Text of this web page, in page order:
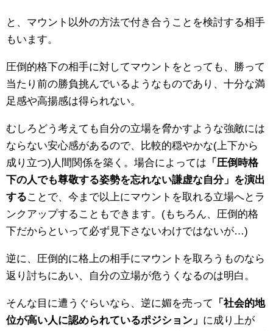
と、マウント以外の方法で付き合うことを検討する相手
もいます。
圧倒的格下の相手に対してマウントをとっても、勝って
当たり前の勝負挑んでいるようなものであり、十分な満
足感や高揚感は得られない。
むしろどう考えても自分の立場を脅かすような強敵には
ならない安心感があるので、比較的穏やかな(上下から
成り立つ)人間関係を築く。場合によっては 「圧倒時格
下の人でも尊敬する姿勢を忘れない謙虚な自分」を演出
することで、今まで以上にマウントを取れる立場へとラ
ンクアップすることもできます。(もちろん、圧倒的格
下だからといって必ず見下さないわけではないが…)
逆に、圧倒的に格上の相手にマウントを取ろうものなら
返り討ちにあい、自分の立場が危うくなるのは明白。
そんな目に遭うぐらいなら、逆に媚を売って
「社会的地
位が高い人に認められているポジション」 に成り上が